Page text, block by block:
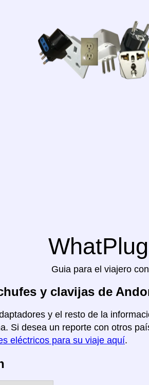
Guia para el viajero
y clavijas de
y el resto de la
Si desea un reporte con otros
eléctricos para su viaje aquí.